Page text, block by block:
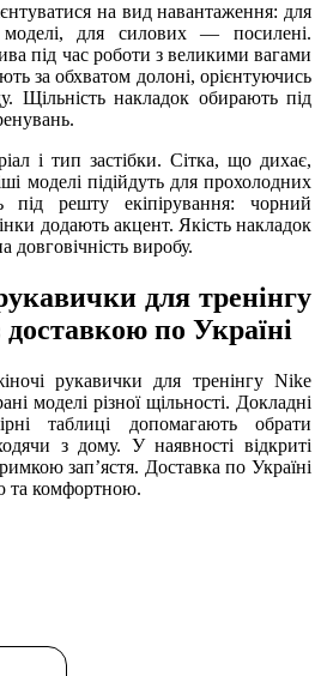
на вид навантаження: для
моделі, для силових — посилені.
під час роботи з великими вагами
за обхватом долоні, орієнтуючись
Щільність накладок обирають під
і тип застібки. Сітка, що дихає,
моделі підійдуть для прохолодних
під решту екіпірування: чорний
додають акцент. Якість накладок
довговічність виробу.
для тренінгу
по Україні
рукавички для тренінгу Nike
моделі різної щільності. Докладні
таблиці допомагають обрати
з дому. У наявності відкриті
запʼястя. Доставка по Україні
та комфортною.